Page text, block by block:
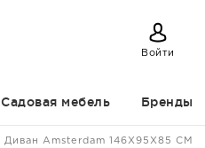
Войти
Садовая мебель Бренды
Диван Amsterdam 146X95X85 CM